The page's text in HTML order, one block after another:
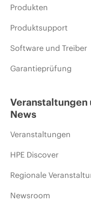
Produkten
Produktsupport
Software und Treiber
Garantieprüfung
Veranstaltungen
News
Veranstaltungen
HPE Discover
Regionale
Newsroom